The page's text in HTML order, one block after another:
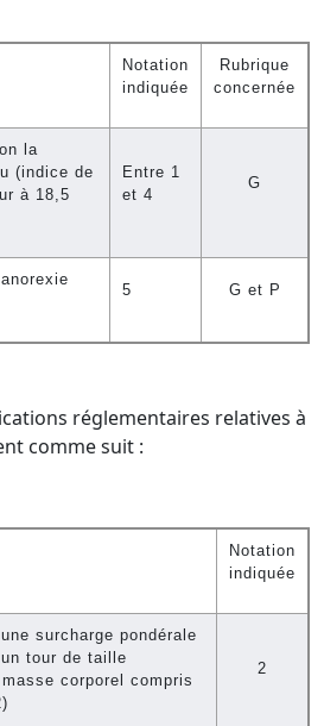
Notation
indiquée
Rubrique
concernée
la
(indice de
à 18,5
Entre 1
et 4
G
5 G et P
réglementaires relatives à
comme suit :
Notation
indiquée
surcharge pondérale
tour de taille
corporel compris
2